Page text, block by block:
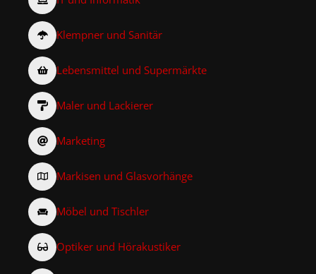
Klempner und Sanitär
Lebensmittel und Supermärkte
Maler und Lackierer
Marketing
Markisen und Glasvorhänge
Möbel und Tischler
Optiker und Hörakustiker